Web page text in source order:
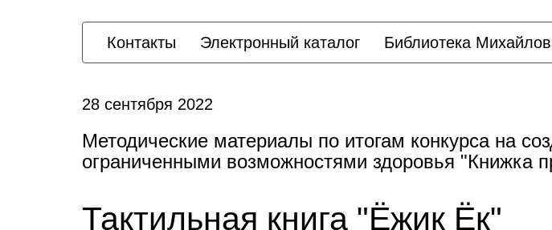
Контакты Электронный каталог Библиотека
28 сентября 2022
Методические материалы по итогам конкурса на
ограниченными возможностями здоровья "Книжка
Тактильная книга "Ёжик Ёк"